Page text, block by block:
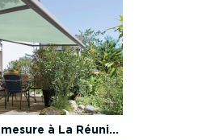
à La Réuni...